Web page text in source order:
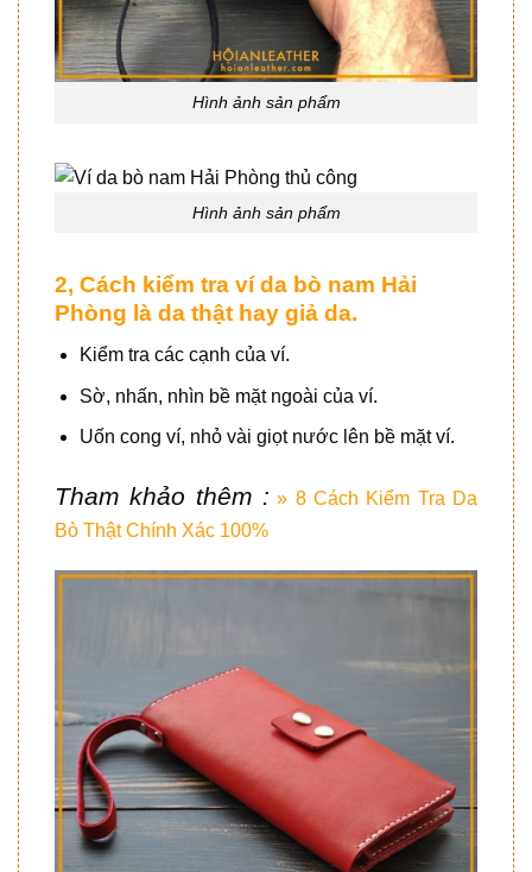
Hình ảnh sản phẩm
Hình ảnh sản phẩm
2, Cách kiểm tra ví da bò nam Hải
Phòng là da thật hay giả da.
Kiểm tra các cạnh của ví.
Sờ, nhấn, nhìn bề mặt ngoài của ví.
Uốn cong ví, nhỏ vài giọt nước lên bề mặt ví.
Tham khảo thêm : » 8 Cách Kiểm Tra Da
Bò Thật Chính Xác 100%